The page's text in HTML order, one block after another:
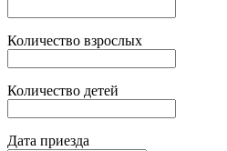
Количество взрослых
Количество детей
Дата приезда